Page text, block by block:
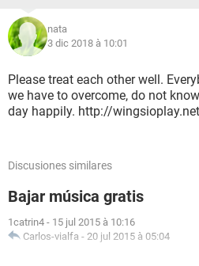
nata
3 dic 2018 à 10:01
Please treat each other well.
we have to overcome, do not
day happily. http://
Discusiones similares
Bajar música gratis
1catrin4 - 15 jul 2015 à 10:16
Carlos-vialfa - 20 jul 2015 à 05:04